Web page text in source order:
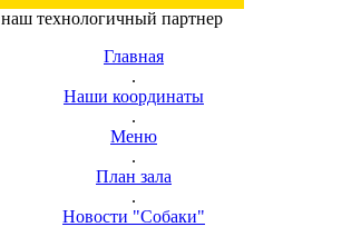
наш технологичный партнер
Главная
.
Наши координаты
.
Меню
.
План зала
.
Новости "Собаки"